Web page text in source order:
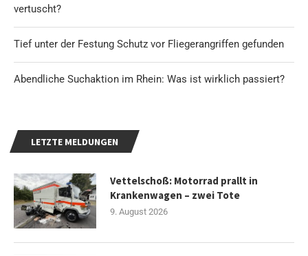
vertuscht?
Tief unter der Festung Schutz vor Fliegerangriffen gefunden
Abendliche Suchaktion im Rhein: Was ist wirklich passiert?
LETZTE MELDUNGEN
Vettelschoß: Motorrad prallt in
Krankenwagen – zwei Tote
9. August 2026